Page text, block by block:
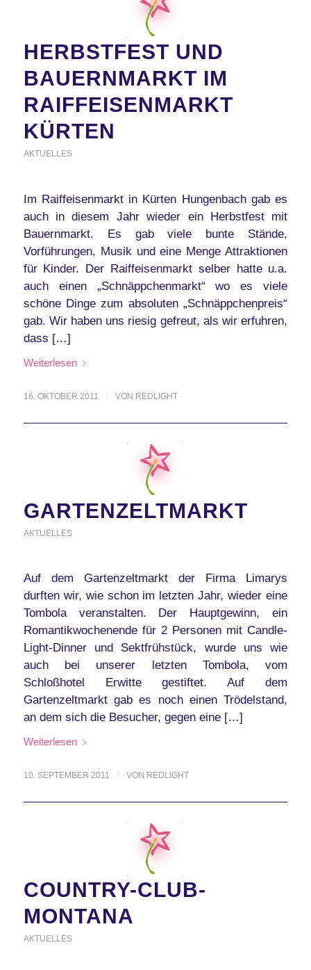
HERBSTFEST UND
BAUERNMARKT IM
RAIFFEISENMARKT
KÜRTEN
AKTUELLES
Im Raiffeisenmarkt in Kürten Hungenbach gab es
auch in diesem Jahr wieder ein Herbstfest mit
Bauernmarkt. Es gab viele bunte Stände,
Vorführungen, Musik und eine Menge Attraktionen
für Kinder. Der Raiffeisenmarkt selber hatte u.a.
auch einen „Schnäppchenmarkt“ wo es viele
schöne Dinge zum absoluten „Schnäppchenpreis“
gab. Wir haben uns riesig gefreut, als wir erfuhren,
dass […]
Weiterlesen
16. OKTOBER 2011 / VON REDLIGHT
GARTENZELTMARKT
AKTUELLES
Auf dem Gartenzeltmarkt der Firma Limarys
durften wir, wie schon im letzten Jahr, wieder eine
Tombola veranstalten. Der Hauptgewinn, ein
Romantikwochenende für 2 Personen mit Candle-
Light-Dinner und Sektfrühstück, wurde uns wie
auch bei unserer letzten Tombola, vom
Schloßhotel Erwitte gestiftet. Auf dem
Gartenzeltmarkt gab es noch einen Trödelstand,
an dem sich die Besucher, gegen eine […]
Weiterlesen
10. SEPTEMBER 2011 / VON REDLIGHT
COUNTRY-CLUB-
MONTANA
AKTUELLES